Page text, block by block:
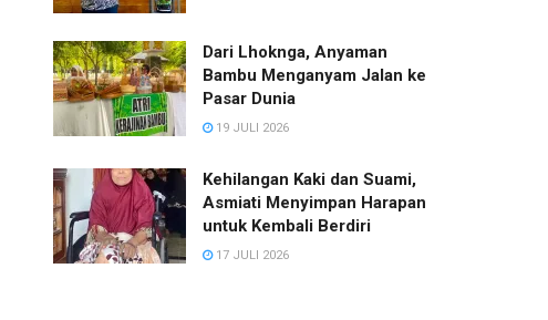
Dari Lhoknga, Anyaman
Bambu Menganyam Jalan ke
Pasar Dunia
19 JULI 2026
Kehilangan Kaki dan Suami,
Asmiati Menyimpan Harapan
untuk Kembali Berdiri
17 JULI 2026